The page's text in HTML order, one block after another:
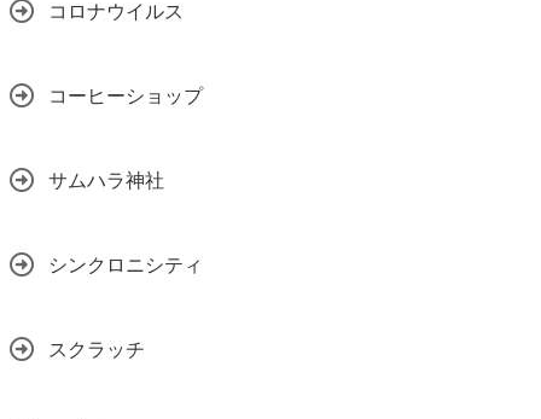
コロナウイルス
コーヒーショップ
サムハラ神社
シンクロニシティ
スクラッチ